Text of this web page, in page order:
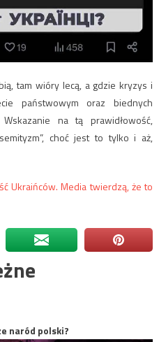
tam wióry lecą, a gdzie kryzys i
państwowym oraz biednych
na tą prawidłowość,
choć jest to tylko i aż,
Ukraińców. Media twierdzą, że to
naród polski?